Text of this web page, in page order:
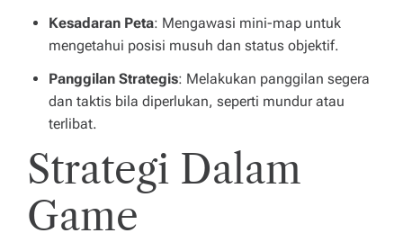
Kesadaran Peta: Mengawasi mini-map untuk
mengetahui posisi musuh dan status objektif.
Panggilan Strategis: Melakukan panggilan segera
dan taktis bila diperlukan, seperti mundur atau
terlibat.
Strategi Dalam
Game